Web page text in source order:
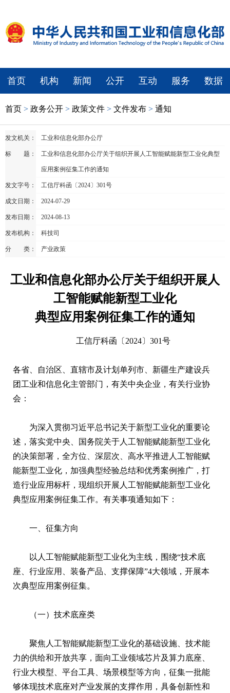
首页 机构 新闻 公开 互动 服务 数据
首页 > 政务公开 > 政策文件 > 文件发布 > 通知
发文机关： 工业和信息化部办公厅
标 题： 工业和信息化部办公厅关于组织开展人工智能赋能新型工业化典型
应用案例征集工作的通知
发文字号： 工信厅科函〔2024〕301号
成文日期： 2024-07-29
发布日期： 2024-08-13
发布机构： 科技司
分 类： 产业政策
工业和信息化部办公厅关于组织开展人
工智能赋能新型工业化
典型应用案例征集工作的通知
工信厅科函〔2024〕301号
各省、自治区、直辖市及计划单列市、新疆生产建设兵
团工业和信息化主管部门，有关中央企业，有关行业协
会：
为深入贯彻习近平总书记关于新型工业化的重要论
述，落实党中央、国务院关于人工智能赋能新型工业化
的决策部署，全方位、深层次、高水平推进人工智能赋
能新型工业化，加强典型经验总结和优秀案例推广，打
造行业应用标杆，现组织开展人工智能赋能新型工业化
典型应用案例征集工作。有关事项通知如下：
一、征集方向
以人工智能赋能新型工业化为主线，围绕“技术底
座、行业应用、装备产品、支撑保障”4大领域，开展本
次典型应用案例征集。
（一）技术底座类
聚焦人工智能赋能新型工业化的基础设施、技术能
力的供给和开放共享，面向工业领域芯片及算力底座、
行业大模型、平台工具、场景模型等方向，征集一批能
够体现技术底座对产业发展的支撑作用，具备创新性和